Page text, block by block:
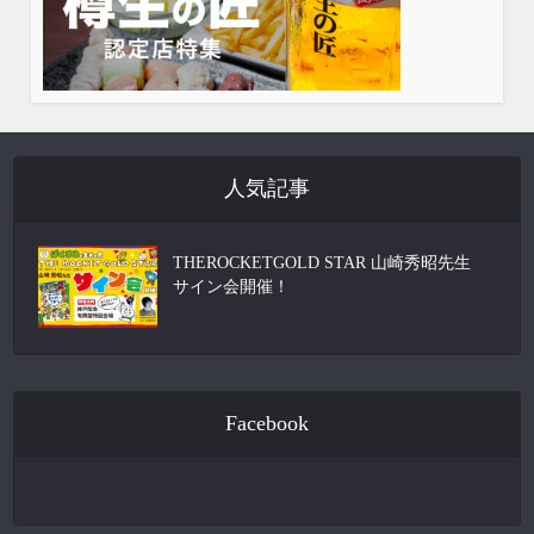
人気記事
THEROCKETGOLD STAR 山崎秀昭先生
サイン会開催！
Facebook